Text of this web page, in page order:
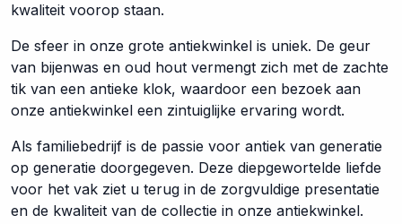
kwaliteit voorop staan.
De sfeer in onze grote antiekwinkel is uniek. De geur
van bijenwas en oud hout vermengt zich met de zachte
tik van een antieke klok, waardoor een bezoek aan
onze antiekwinkel een zintuiglijke ervaring wordt.
Als familiebedrijf is de passie voor antiek van generatie
op generatie doorgegeven. Deze diepgewortelde liefde
voor het vak ziet u terug in de zorgvuldige presentatie
en de kwaliteit van de collectie in onze antiekwinkel.